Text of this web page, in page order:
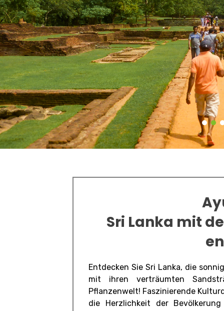
Sri Lanka mit
Entdecken Sie Sri Lanka, die
mit ihren verträumten
Pflanzenwelt! Faszinierende
die Herzlichkeit der